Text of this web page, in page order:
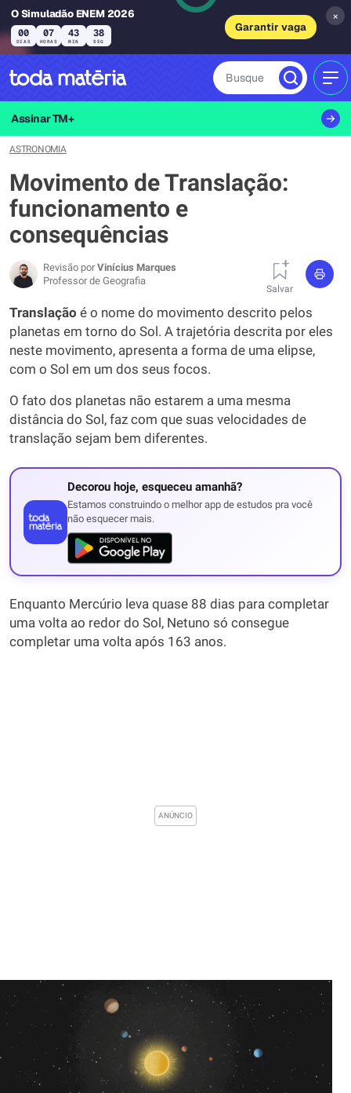
O Simuladão ENEM 2026
00
DIAS
07
HORAS
43
MIN
37
SEG
Garantir vaga
×
Busque
Assinar TM+
ASTRONOMIA
Movimento de Translação:
funcionamento e
consequências
Revisão porVinícius Marques
Professor de Geografia
Salvar
Translação é o nome do movimento descrito pelos
planetas em torno do Sol. A trajetória descrita por eles
neste movimento, apresenta a forma de uma elipse,
com o Sol em um dos seus focos.
O fato dos planetas não estarem a uma mesma
distância do Sol, faz com que suas velocidades de
translação sejam bem diferentes.
Decorou hoje, esqueceu amanhã?
Estamos construindo o melhor app de estudos pra você
não esquecer mais.
Enquanto Mercúrio leva quase 88 dias para completar
uma volta ao redor do Sol, Netuno só consegue
completar uma volta após 163 anos.